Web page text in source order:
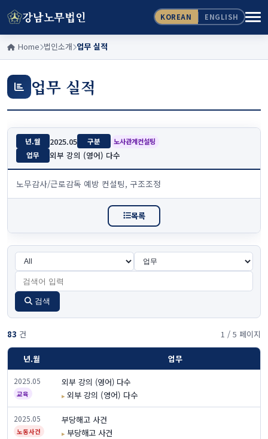
강남노무법인 KOREAN ENGLISH
Home 법인소개 업무 실적
업무 실적
년.월 2025.05 구분
노사관계컨설팅
업무
외부 강의 (영어) 다수
노무감사/근로감독 예방 컨설팅, 구조조정
목록
검색
83 건 1 / 5 페이지
년.월 업무
2025.05
교육
외부 강의 (영어) 다수
외부 강의 (영어) 다수
2025.05
노동사건
부당해고 사건
부당해고 사건